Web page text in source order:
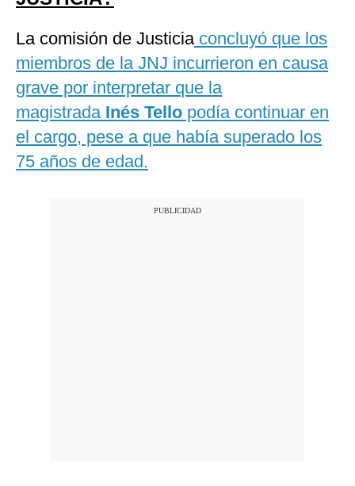
La comisión de Justiciaconcluyó que los
miembros de la JNJ incurrieron en causa
grave por interpretar que la
magistrada Inés Tello podía continuar en
el cargo, pese a que había superado los
75 años de edad.